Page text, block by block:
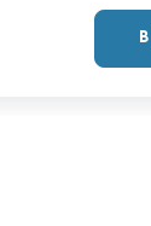
в стоимость
отличаться